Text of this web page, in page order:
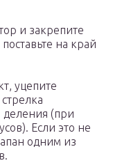
и закрепите
на край
уцепите
деления (при
Если это не
одним из